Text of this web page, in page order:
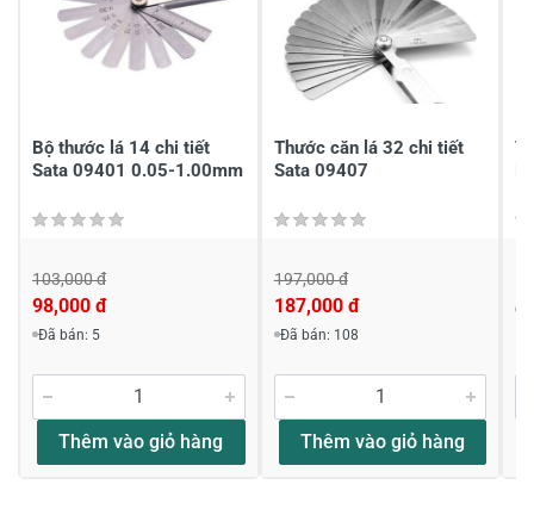
Gửi nhận xét
Bộ thước lá 14 chi tiết
Sata 09401 0.05-1.00mm
103,000 đ
98,000 đ
Đã bán: 5
Thêm vào giỏ hàng
Thước căn lá 32 chi tiết
Sata 09407
197,000 đ
187,000 đ
Đã bán: 108
Thêm vào giỏ hàng